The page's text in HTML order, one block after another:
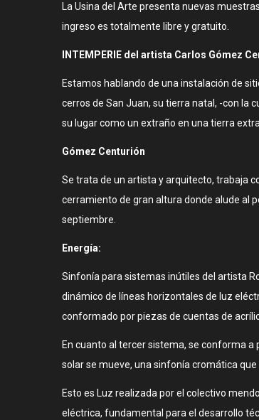
La Usina del Arte presenta nuevas
ingreso es totalmente libre y gratuito.
INTEMPERIE del artista Carlos Gómez
Estamos hablando de una instalación de
cerros de San Juan, su tierra natal, -con la
su lugar como un extraño en una tierra
Gómez Centurión
Se trata de un artista y arquitecto, trabaja
cerramiento de gran altura donde alude al
septiembre.
Energía:
Sinfonía para sistemas inútiles del artista
dinámico de líneas horizontales de luz
conformado por piezas de cuentas de
En cuanto al tercer sistema, se conforma
solar se mueve, una sinfonía cromática
Esto es Luz realizada por el colectivo
eléctrica, fundamental para el desarrollo